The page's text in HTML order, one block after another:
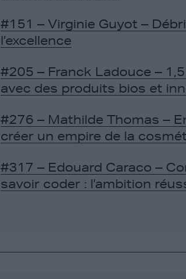
#151 – Virginie Guyot –
l’excellence
#205 – Franck Ladouce –
avec des produits bios et
#276 – Mathilde Thomas –
créer un empire de la
#317 – Edouard Caraco –
savoir coder : l’ambition